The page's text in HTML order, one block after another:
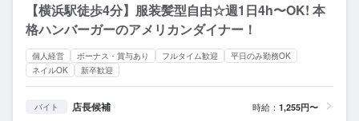
【横浜駅徒歩4分】服装髪型自由☆週1日4h〜OK! 本
格ハンバーガーのアメリカンダイナー！
個人経営 ボーナス・賞与あり フルタイム歓迎
平日のみ勤務OK
ネイルOK
新卒歓迎
バイト 店長候補 時給： 1,255円〜